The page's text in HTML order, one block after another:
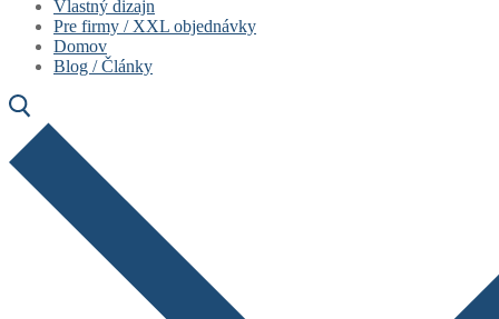
Vlastný dizajn
Pre firmy / XXL objednávky
Domov
Blog / Články